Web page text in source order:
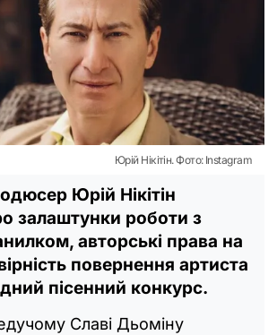
Юрій Нікітін. Фото: Instagram
Юрій Нікітін
залаштунки роботи з
авторські права на
повернення артиста
пісенний конкурс.
Славі Дьоміну